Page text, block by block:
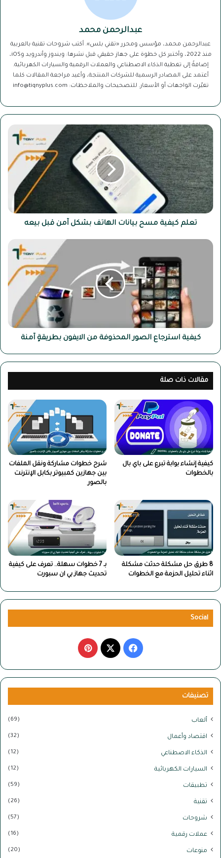
عبدالرحمن محمد
عبدالرحمن محمد، مؤسس ومحرر «تقني بلس». أكتب شروحات تقنية بالعربية
منذ 2022، وأختبر كل خطوة على جهاز حقيقي قبل نشرها: ويندوز وأندرويد وiOS،
إضافةً إلى تغطية الذكاء الاصطناعي والعملات الرقمية والسيارات الكهربائية.
أعتمد على المصادر الرسمية للشركات المنتجة، وأعيد مراجعة المقالات كلما
تغيّرت الواجهات أو الأسعار. للتصحيحات والملاحظات: info@tiqnyplus.com
تعلم
كيفية
مسح
بيانات
الهاتف
بشكل
آمن
قبل
بيعه
تعلم كيفية مسح بيانات الهاتف بشكل آمن قبل بيعه
كيفية
كيفية استرجاع الصور المحذوفة من الايفون بطريقةٍ آمنة
مقالات ذات صلة
كيفية إنشاء بوابة تبرع على باي بال
بالخطوات
شرح خطوات مشاركة ونقل الملفات
بين جهازين كمبيوتر بكابل الإنترنت
بالصور
8 طرق حل مشكلة حدثت مشكلة
اثناء تحليل الحزمة مع الخطوات
بـ 7 خطوات سهلة.. تعرف على كيفية
تحديث جهاز بي ان سبورت
Social
فيسبوك بينتيريست
تصنيفات
ألعاب (69)
اقتصاد وأعمال (32)
الذكاء الاصطناعي (12)
السيارات الكهربائية (12)
تطبيقات (59)
تقنية (26)
شروحات (57)
عملات رقمية (16)
منوعات (20)